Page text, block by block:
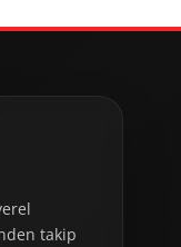
takip